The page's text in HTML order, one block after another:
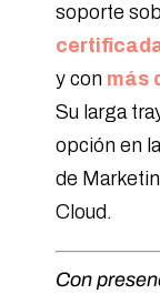
soporte
y con más
Su larga
opción en
de
Cloud.
Con